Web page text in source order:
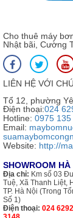
Cho thuê máy
Nhật bãi, Cường
LIÊN HỆ VỚI
Tổ 12, phường
Điện thoại:024
Hotline: 0975
Email:
Website: http://
SHOWROOM HÀ
Địa chỉ: Km số 03
Tuệ, Xã Thanh Liệt,
TP. Hà Nội (Trong
Số 1)
Điện thoại: 024